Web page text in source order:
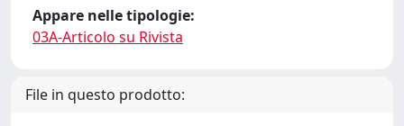
Appare nelle tipologie:
03A-Articolo su Rivista
File in questo prodotto: